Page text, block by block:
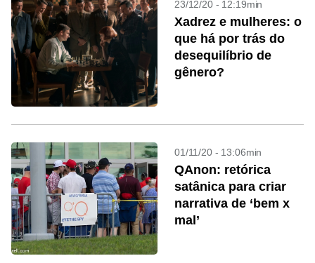
23/12/20 - 12:19min
Xadrez e mulheres: o
que há por trás do
desequilíbrio de
gênero?
01/11/20 - 13:06min
QAnon: retórica
satânica para criar
narrativa de ‘bem x
mal’